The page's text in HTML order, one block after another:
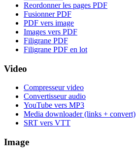
Reordonner les pages PDF
Fusionner PDF
PDF vers image
Images vers PDF
Filigrane PDF
Filigrane PDF en lot
Video
Compresseur video
Convertisseur audio
YouTube vers MP3
Media downloader (links + convert)
SRT vers VTT
Image